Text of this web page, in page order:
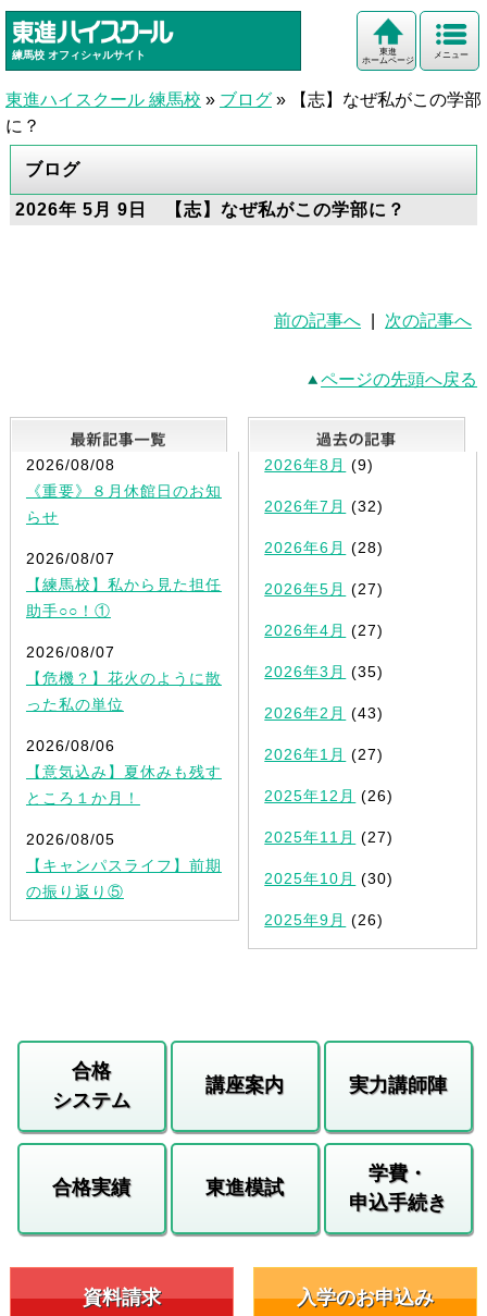
練馬校 オフィシャルサイト メニュー
東進
ホームページ
東進ハイスクール 練馬校 » ブログ »
【志】なぜ私がこの学部
に？
ブログ
2026年 5月 9日 【志】なぜ私がこの学部に？
前の記事へ 次の記事へ
ページの先頭へ戻る
最新記事一覧
2026/08/08
《重要》８月休館日のお知
らせ
2026/08/07
【練馬校】私から見た担任
助手○○！①
2026/08/07
【危機？】花火のように散
った私の単位
2026/08/06
【意気込み】夏休みも残す
ところ１か月！
2026/08/05
【キャンパスライフ】前期
の振り返り⑤
2026年8月 (9)
2026年7月 (32)
2026年6月 (28)
2026年5月 (27)
2026年4月 (27)
2026年3月 (35)
2026年2月 (43)
2026年1月 (27)
2025年12月 (26)
2025年11月 (27)
2025年10月 (30)
2025年9月 (26)
合格
システム
講座案内 実力講師陣
合格実績 東進模試
学費・
申込手続き
資料請求 入学のお申込み